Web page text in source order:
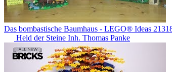
Das bombastische Baumhaus - LEGO® Ideas
Held der Steine Inh. Thomas Panke